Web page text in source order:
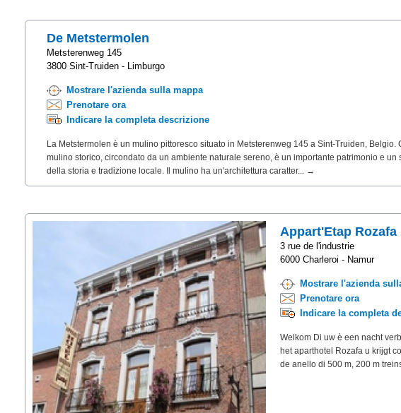
De Metstermolen
Metsterenweg 145
3800 Sint-Truiden - Limburgo
Mostrare l'azienda sulla mappa
Prenotare ora
Indicare la completa descrizione
La Metstermolen è un mulino pittoresco situato in Metsterenweg 145 a Sint-Truiden, Belgio.
mulino storico, circondato da un ambiente naturale sereno, è un importante patrimonio e un
della storia e tradizione locale. Il mulino ha un'architettura caratter... →
Appart'Etap Rozafa
3 rue de l'industrie
6000 Charleroi - Namur
Mostrare l'azienda
Prenotare ora
Indicare la completa
Welkom Di uw è een nacht
het aparthotel Rozafa u krijgt
de anello di 500 m, 200 m